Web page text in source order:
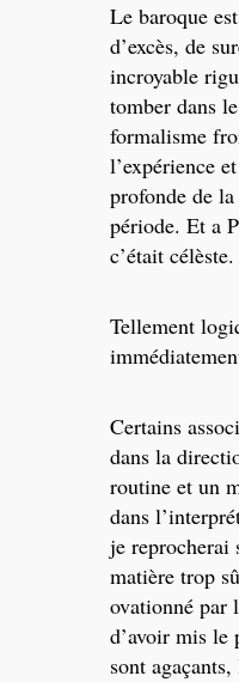
Le baroque
d’excès, de
incroyable
tomber dans
formalisme
l’expérience
profonde de
période. Et a
c’était célèste.
Tellement
Certains
dans la
routine et un
dans
je reprocherai
matière trop
ovationné par
d’avoir mis le
sont